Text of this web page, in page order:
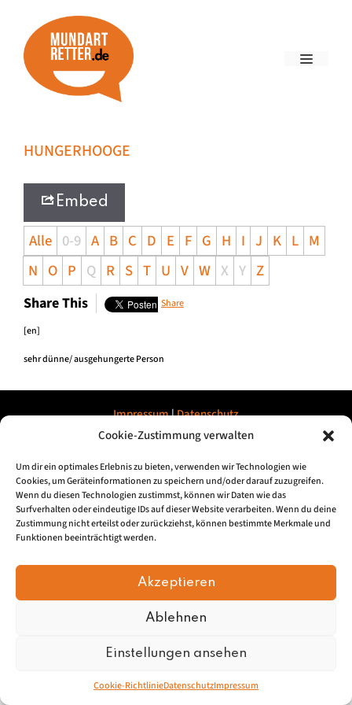
Cookie-Zustimmung verwalten
Um dir ein optimales Erlebnis zu bieten, verwenden wir Technologien wie
Cookies, um Geräteinformationen zu speichern und/oder darauf zuzugreifen.
Wenn du diesen Technologien zustimmst, können wir Daten wie das
Surfverhalten oder eindeutige IDs auf dieser Website verarbeiten. Wenn du deine
Zustimmung nicht erteilst oder zurückziehst, können bestimmte Merkmale und
Funktionen beeinträchtigt werden.
Akzeptieren
Ablehnen
Einstellungen ansehen
Cookie-RichtlinieDatenschutzImpressum
HUNGERHOOGE
Embed
Alle 0-9 A B C D E F G H I J K L M
N O P Q R S T U V W X Y Z
Share This Share
[en]
sehr dünne/ ausgehungerte Person
Impressum|Datenschutz